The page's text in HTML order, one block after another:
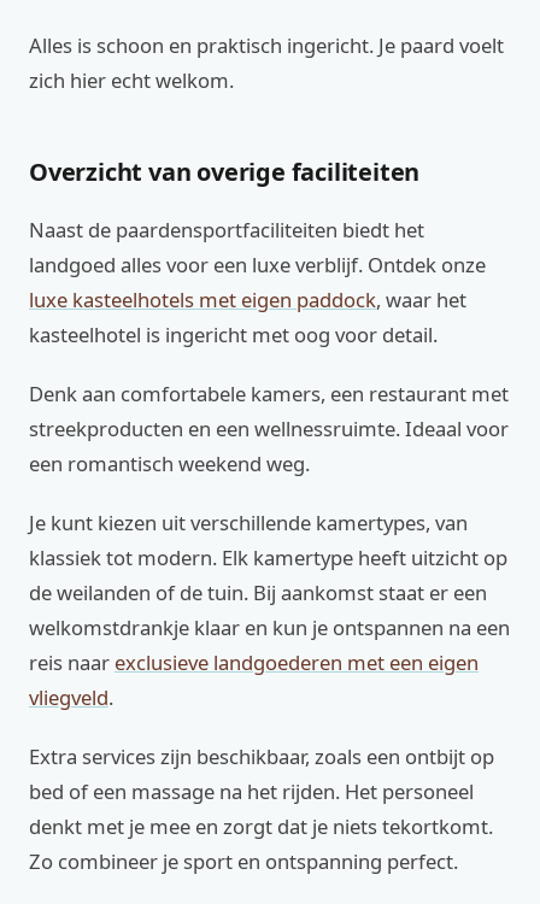
Alles is schoon en praktisch ingericht. Je paard voelt
zich hier echt welkom.
Overzicht van overige faciliteiten
Naast de paardensportfaciliteiten biedt het
landgoed alles voor een luxe verblijf. Ontdek onze
luxe kasteelhotels met eigen paddock, waar het
kasteelhotel is ingericht met oog voor detail.
Denk aan comfortabele kamers, een restaurant met
streekproducten en een wellnessruimte. Ideaal voor
een romantisch weekend weg.
Je kunt kiezen uit verschillende kamertypes, van
klassiek tot modern. Elk kamertype heeft uitzicht op
de weilanden of de tuin. Bij aankomst staat er een
welkomstdrankje klaar en kun je ontspannen na een
reis naar exclusieve landgoederen met een eigen
vliegveld.
Extra services zijn beschikbaar, zoals een ontbijt op
bed of een massage na het rijden. Het personeel
denkt met je mee en zorgt dat je niets tekortkomt.
Zo combineer je sport en ontspanning perfect.